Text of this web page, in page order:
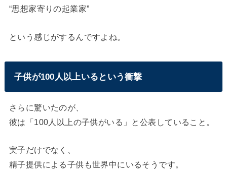
“思想家寄りの起業家”
という感じがするんですよね。
子供が100人以上いるという衝撃
さらに驚いたのが、
彼は「100人以上の子供がいる」と公表していること。
実子だけでなく、
精子提供による子供も世界中にいるそうです。